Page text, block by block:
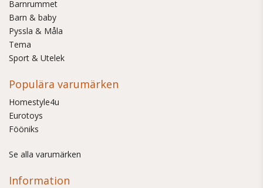
Barnrummet
Barn & baby
Pyssla & Måla
Tema
Sport & Utelek
Populära varumärken
Homestyle4u
Eurotoys
Fööniks
Se alla varumärken
Information